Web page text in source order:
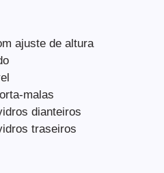
ajuste de altura
malas
dianteiros
traseiros